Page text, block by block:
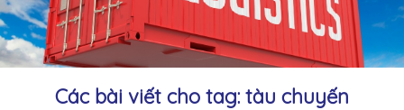
Các bài viết cho tag: tàu chuyến